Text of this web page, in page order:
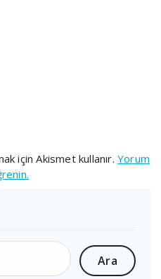
için Akismet kullanır.Yorum